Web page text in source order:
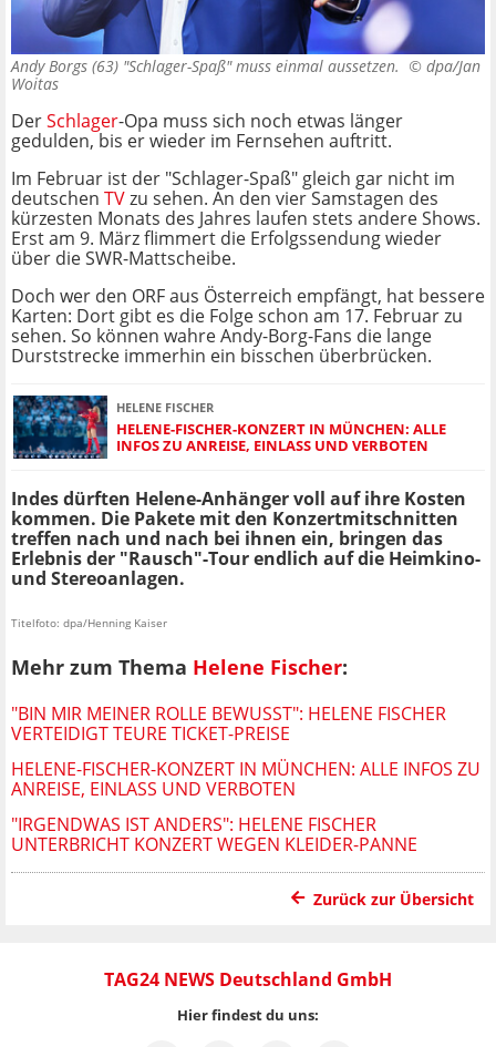
Andy Borgs (63) "Schlager-Spaß" muss einmal aussetzen. © dpa/Jan
Woitas
DerSchlager-Opa muss sich noch etwas länger
gedulden, bis er wieder im Fernsehen auftritt.
Im Februar ist der "Schlager-Spaß" gleich gar nicht im
deutschen TVzu sehen. An den vier Samstagen des
kürzesten Monats des Jahres laufen stets andere Shows.
Erst am 9. März flimmert die Erfolgssendung wieder
über die SWR-Mattscheibe.
Doch wer den ORF aus Österreich empfängt, hat bessere
Karten: Dort gibt es die Folge schon am 17. Februar zu
sehen. So können wahre Andy-Borg-Fans die lange
Durststrecke immerhin ein bisschen überbrücken.
HELENE FISCHER
HELENE-FISCHER-KONZERT IN MÜNCHEN: ALLE
INFOS ZU ANREISE, EINLASS UND VERBOTEN
Indes dürften Helene-Anhänger voll auf ihre Kosten
kommen. Die Pakete mit den Konzertmitschnitten
treffen nach und nach bei ihnen ein, bringen das
Erlebnis der "Rausch"-Tour endlich auf die Heimkino-
und Stereoanlagen.
Titelfoto: dpa/Henning Kaiser
Mehr zum Thema Helene Fischer:
"BIN MIR MEINER ROLLE BEWUSST": HELENE FISCHER
VERTEIDIGT TEURE TICKET-PREISE
HELENE-FISCHER-KONZERT IN MÜNCHEN: ALLE INFOS ZU
ANREISE, EINLASS UND VERBOTEN
"IRGENDWAS IST ANDERS": HELENE FISCHER
UNTERBRICHT KONZERT WEGEN KLEIDER-PANNE
Zurück zur Übersicht
TAG24 NEWS Deutschland GmbH
Hier findest du uns: